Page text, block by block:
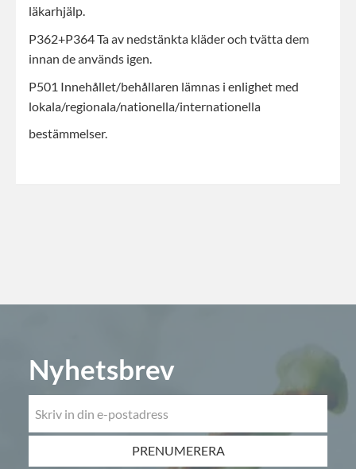
läkarhjälp.
P362+P364 Ta av nedstänkta kläder och tvätta dem
innan de används igen.
P501 Innehållet/behållaren lämnas i enlighet med
lokala/regionala/nationella/internationella
bestämmelser.
Nyhetsbrev
PRENUMERERA